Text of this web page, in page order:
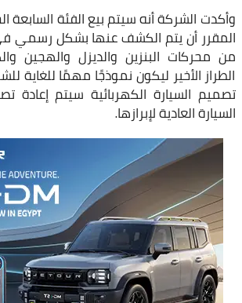
من محركات البنزين والديزل والهجين
الطراز الأخير ليكون نموذجًا مهمًا للغاية
تصميم السيارة الكهربائية سيتم إعادة
السيارة العادية لإبرازها.